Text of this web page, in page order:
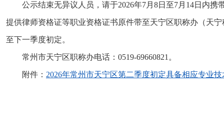
公示结束无异议人员，请于2026年7月8日至7月14日内
提供律师资格证等职业资格证书原件带至天宁区职称办（天
至下一季度初定。
常州市天宁区职称办电话：0519-69660821。
附件： 2026年常州市天宁区第二季度初定具备相应专业